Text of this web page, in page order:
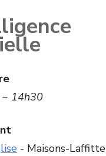
14h30
- Maisons-Laffitte